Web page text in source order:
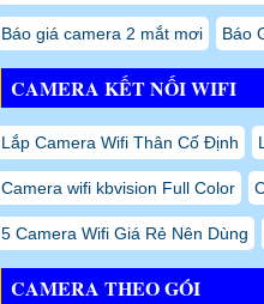
Báo giá camera 2 mắt mơi Báo
CAMERA KẾT NỐI WIFI
Lắp Camera Wifi Thân Cố Định
Camera wifi kbvision Full Color
5 Camera Wifi Giá Rẻ Nên Dùng
CAMERA THEO GÓI